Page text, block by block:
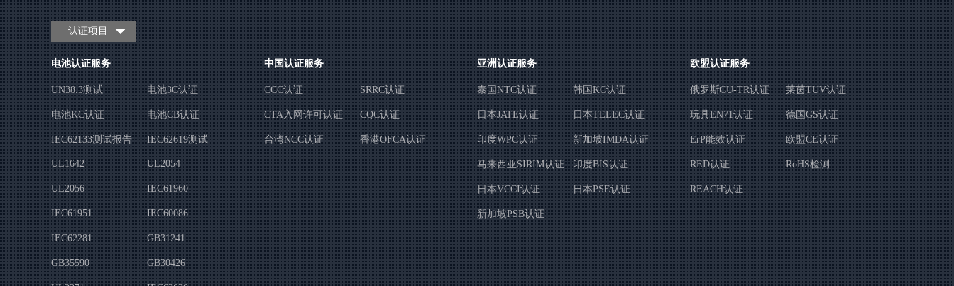
认证项目
电池认证服务
UN38.3测试 电池3C认证
电池KC认证 电池CB认证
IEC62133测试报告 IEC62619测试
UL1642 UL2054
UL2056 IEC61960
IEC61951 IEC60086
IEC62281 GB31241
GB35590 GB30426
中国认证服务
CCC认证 SRRC认证
CTA入网许可认证 CQC认证
台湾NCC认证 香港OFCA认证
亚洲认证服务
泰国NTC认证 韩国KC认证
日本JATE认证 日本TELEC认证
印度WPC认证 新加坡IMDA认证
马来西亚SIRIM认证 印度BIS认证
日本VCCI认证 日本PSE认证
新加坡PSB认证
欧盟认证服务
俄罗斯CU-TR认证 莱茵TUV认证
玩具EN71认证 德国GS认证
ErP能效认证 欧盟CE认证
RED认证 RoHS检测
REACH认证